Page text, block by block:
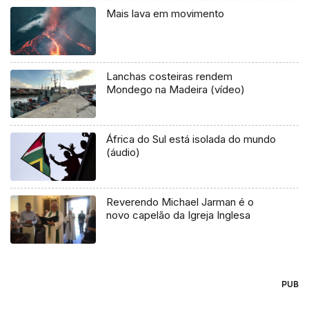
Mais lava em movimento
Lanchas costeiras rendem
Mondego na Madeira (vídeo)
África do Sul está isolada do mundo
(áudio)
Reverendo Michael Jarman é o
novo capelão da Igreja Inglesa
PUB